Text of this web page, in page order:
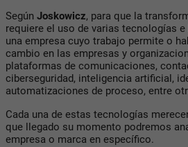
Según Joskowicz, para que la
requiere el uso de varias tecnologías e
una empresa cuyo trabajo permite o
cambio en las empresas y
plataformas de comunicaciones,
ciberseguridad, inteligencia artificial,
automatizaciones de proceso, entre
Cada una de estas tecnologías
que llegado su momento podremos
empresa o marca en específico.